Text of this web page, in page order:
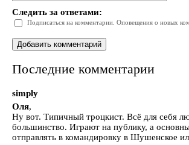
Следить за ответами:
Подписаться на комментарии. Оповещения о новых
Последние комментарии
simply
Оля,
Ну вот. Типичный троцкист. Всё для себя
большинство. Играют на публику, а
отправлять в командировку в Шушенское